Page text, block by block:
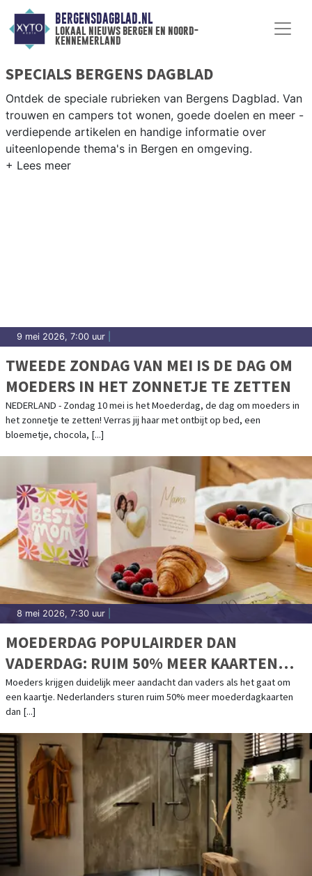
BERGENSDAGBLAD.NL
lokaal nieuws bergen en noord-
kennemerland
SPECIALS BERGENS DAGBLAD
Ontdek de speciale rubrieken van Bergens Dagblad. Van
trouwen en campers tot wonen, goede doelen en meer -
verdiepende artikelen en handige informatie over
uiteenlopende thema's in Bergen en omgeving.
9 mei 2026, 7:00 uur
TWEEDE ZONDAG VAN MEI IS DE DAG OM
MOEDERS IN HET ZONNETJE TE ZETTEN
NEDERLAND - Zondag 10 mei is het Moederdag, de dag om moeders in
het zonnetje te zetten! Verras jij haar met ontbijt op bed, een
bloemetje, chocola, [...]
8 mei 2026, 7:30 uur
MOEDERDAG POPULAIRDER DAN
VADERDAG: RUIM 50% MEER KAARTEN
VERSTUURD
Moeders krijgen duidelijk meer aandacht dan vaders als het gaat om
een kaartje. Nederlanders sturen ruim 50% meer moederdagkaarten
dan [...]